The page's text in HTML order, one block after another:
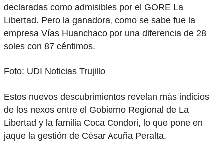
declaradas como admisibles por el GORE La
Libertad. Pero la ganadora, como se sabe fue la
empresa Vías Huanchaco por una diferencia de 28
soles con 87 céntimos.
Foto: UDI Noticias Trujillo
Estos nuevos descubrimientos revelan más indicios
de los nexos entre el Gobierno Regional de La
Libertad y la familia Coca Condori, lo que pone en
jaque la gestión de César Acuña Peralta.